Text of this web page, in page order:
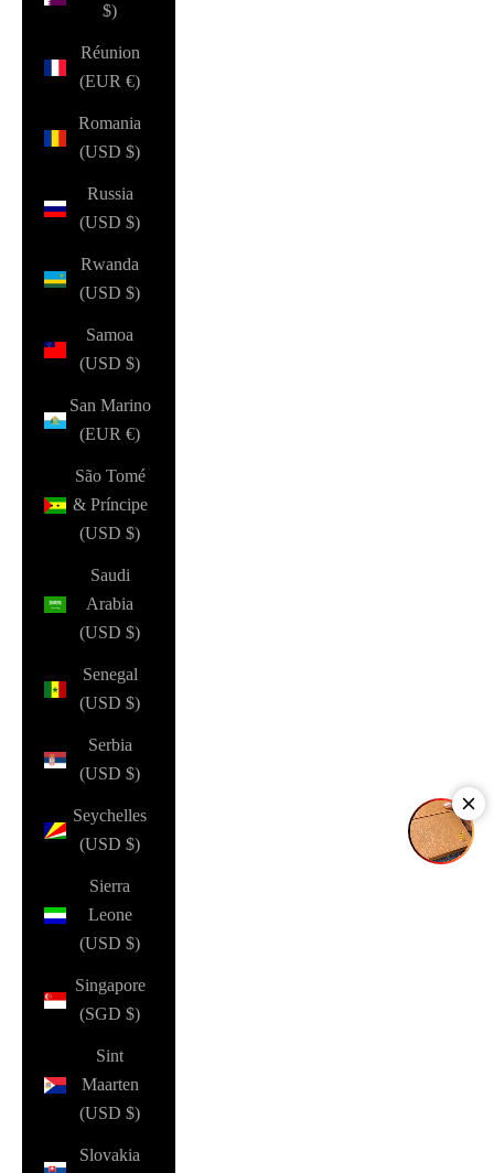
$)
Réunion
(EUR €)
Romania
(USD $)
Russia
(USD $)
Rwanda
(USD $)
Samoa
(USD $)
San Marino
(EUR €)
São Tomé
& Príncipe
(USD $)
Saudi
Arabia
(USD $)
Senegal
(USD $)
Serbia
(USD $)
Seychelles
(USD $)
Sierra
Leone
(USD $)
Singapore
(SGD $)
Sint
Maarten
(USD $)
Slovakia